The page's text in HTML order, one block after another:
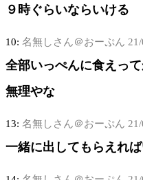
９時ぐらいならいける
10: 名無しさん＠おーぷん
全部いっぺんに食えっ
無理やな
13: 名無しさん＠おーぷん
一緒に出してもらえれ